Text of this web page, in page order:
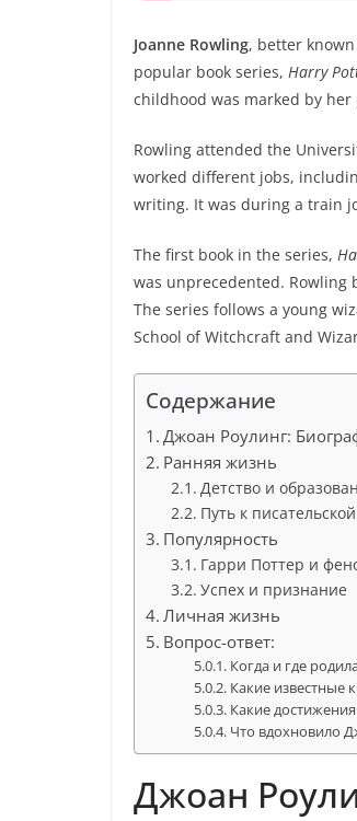
Joanne Rowling, better
popular book series, Harry
childhood was marked by
Rowling attended the
worked different jobs,
writing. It was during a train
The first book in the series,
was unprecedented. Rowling
The series follows a young
School of Witchcraft and
Содержание
Джоан Роулинг:
Ранняя жизнь
Детство и
Путь к
Популярность
Гарри Поттер и
Успех и признание
Личная жизнь
Вопрос-ответ:
Когда и где
Какие известные
Какие
Что вдохновило
Джоан